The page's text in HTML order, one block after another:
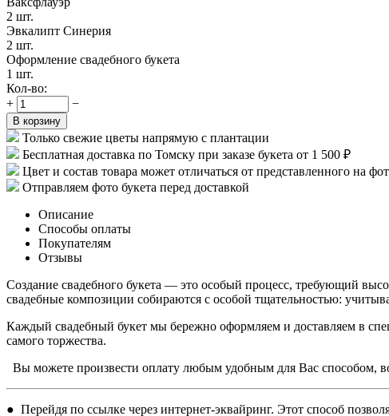
2 шт.
Эвкалипт Синерия
2 шт.
Оформление свадебного букета
1 шт.
Кол-во:
+
−
В корзину
Только свежие цветы напрямую с плантации
Бесплатная доставка по Томску при заказе букета от 1 500 ₽
Цвет и состав товара может отличаться от представленного на
Отправляем фото букета перед доставкой
Описание
Способы оплаты
Покупателям
Отзывы
Создание свадебного букета — это особый процесс, требующий
свадебные композиции собираются с особой тщательностью:
Каждый свадебный букет мы бережно оформляем и доставляем в
самого торжества.
Вы можете произвести оплату любым удобным для Вас способом,
● Перейдя по ссылке через интернет-эквайринг. Этот способ